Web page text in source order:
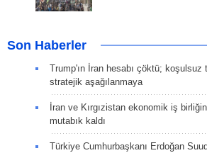
Son Haberler
Trump'ın İran hesabı çöktü;
stratejik aşağılanmaya
İran ve Kırgızistan ekonomik iş
mutabık kaldı
Türkiye Cumhurbaşkanı Erdoğan